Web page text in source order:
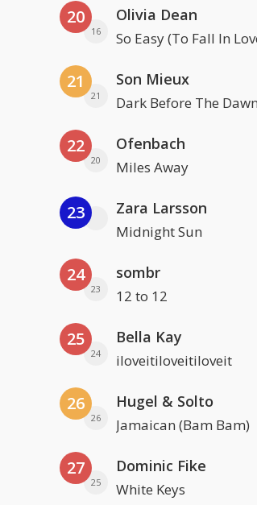
20
16
Olivia Dean
So Easy (To Fall In
21
21
Son Mieux
Dark Before The Dawn
22
20
Ofenbach
Miles Away
23 Zara Larsson
Midnight Sun
24
23
sombr
12 to 12
25
24
Bella Kay
iloveitiloveitiloveit
26
26
Hugel & Solto
Jamaican (Bam Bam)
27
25
Dominic Fike
White Keys